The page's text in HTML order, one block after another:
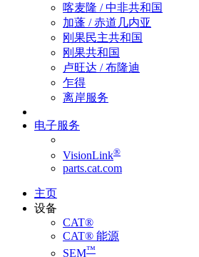
喀麦隆 / 中非共和国
加蓬 / 赤道几内亚
刚果民主共和国
刚果共和国
卢旺达 / 布隆迪
乍得
离岸服务
电子服务
VisionLink®
parts.cat.com
主页
设备
CAT®
CAT® 能源
SEM™